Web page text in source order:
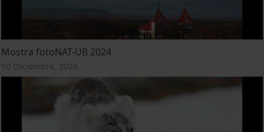
Mostra fotoNAT-UB 2024
10 Diciembre, 2024